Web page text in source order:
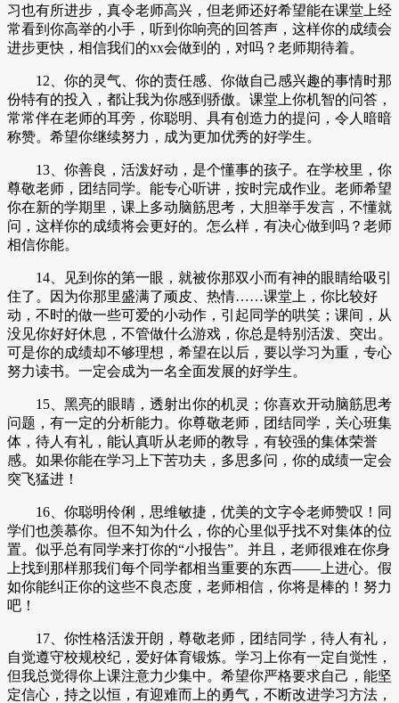
习也有所进步，真令老师高兴，但老师还好希望能在课堂上经
常看到你高举的小手，听到你响亮的回答声，这样你的成绩会
进步更快，相信我们的xx会做到的，对吗？老师期待着。
12、你的灵气、你的责任感、你做自己感兴趣的事情时那
份特有的投入，都让我为你感到骄傲。课堂上你机智的问答，
常常伴在老师的耳旁，你聪明、具有创造力的提问，令人暗暗
称赞。希望你继续努力，成为更加优秀的好学生。
13、你善良，活泼好动，是个懂事的孩子。在学校里，你
尊敬老师，团结同学。能专心听讲，按时完成作业。老师希望
你在新的学期里，课上多动脑筋思考，大胆举手发言，不懂就
问，这样你的成绩将会更好的。怎么样，有决心做到吗？老师
相信你能。
14、见到你的第一眼，就被你那双小而有神的眼睛给吸引
住了。因为你那里盛满了顽皮、热情……课堂上，你比较好
动，不时的做一些可爱的小动作，引起同学的哄笑；课间，从
没见你好好休息，不管做什么游戏，你总是特别活泼、突出。
可是你的成绩却不够理想，希望在以后，要以学习为重，专心
努力读书。一定会成为一名全面发展的好学生。
15、黑亮的眼睛，透射出你的机灵；你喜欢开动脑筋思考
问题，有一定的分析能力。你尊敬老师，团结同学，关心班集
体，待人有礼，能认真听从老师的教导，有较强的集体荣誉
感。如果你能在学习上下苦功夫，多思多问，你的成绩一定会
突飞猛进！
16、你聪明伶俐，思维敏捷，优美的文字令老师赞叹！同
学们也羡慕你。但不知为什么，你的心里似乎找不对集体的位
置。似乎总有同学来打你的“小报告”。并且，老师很难在你身
上找到那样那我们每个同学都相当重要的东西——上进心。假
如你能纠正你的这些不良态度，老师相信，你将是棒的！努力
吧！
17、你性格活泼开朗，尊敬老师，团结同学，待人有礼，
自觉遵守校规校纪，爱好体育锻炼。学习上你有一定自觉性，
但我总觉得你上课注意力少集中。希望你严格要求自己，能坚
定信心，持之以恒，有迎难而上的勇气，不断改进学习方法，